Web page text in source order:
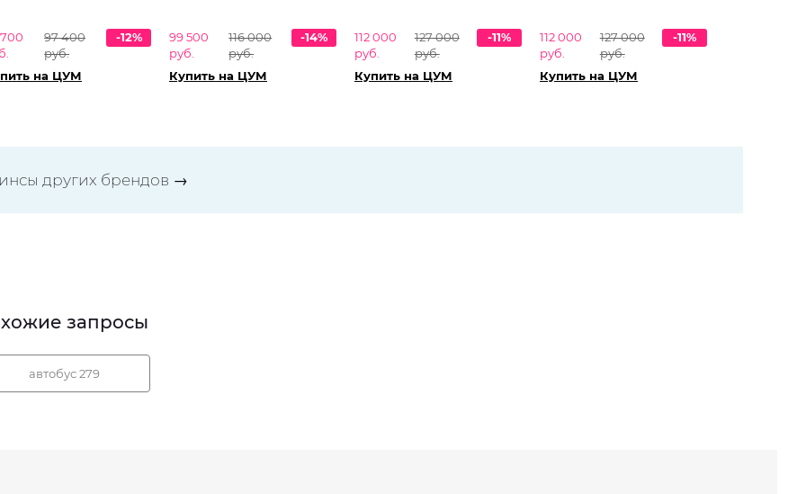
97 400
руб.
-12%
на ЦУМ
99 500
руб.
116 000
руб.
-14%
Купить на ЦУМ
112 000
руб.
127 000
руб.
-11%
Купить на ЦУМ
112 000
руб.
127 000
руб.
-11%
Купить на ЦУМ
других брендов →
запросы
автобус 279